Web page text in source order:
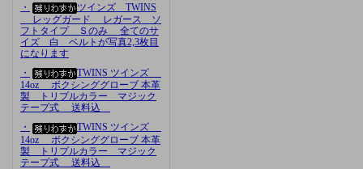
・
ツインズ TWINS
レッグガード レガース ソ
フトタイプ Ｓのみ 全てのサ
イズ 白 ベルトが写真2,3枚目
になります
・
TWINS ツインズ
14oz ボクシンググローブ 本革
製 トリプルカラー マジック
テープ式 送料込
・
TWINS ツインズ
14oz ボクシンググローブ 本革
製 トリプルカラー マジック
テープ式 送料込